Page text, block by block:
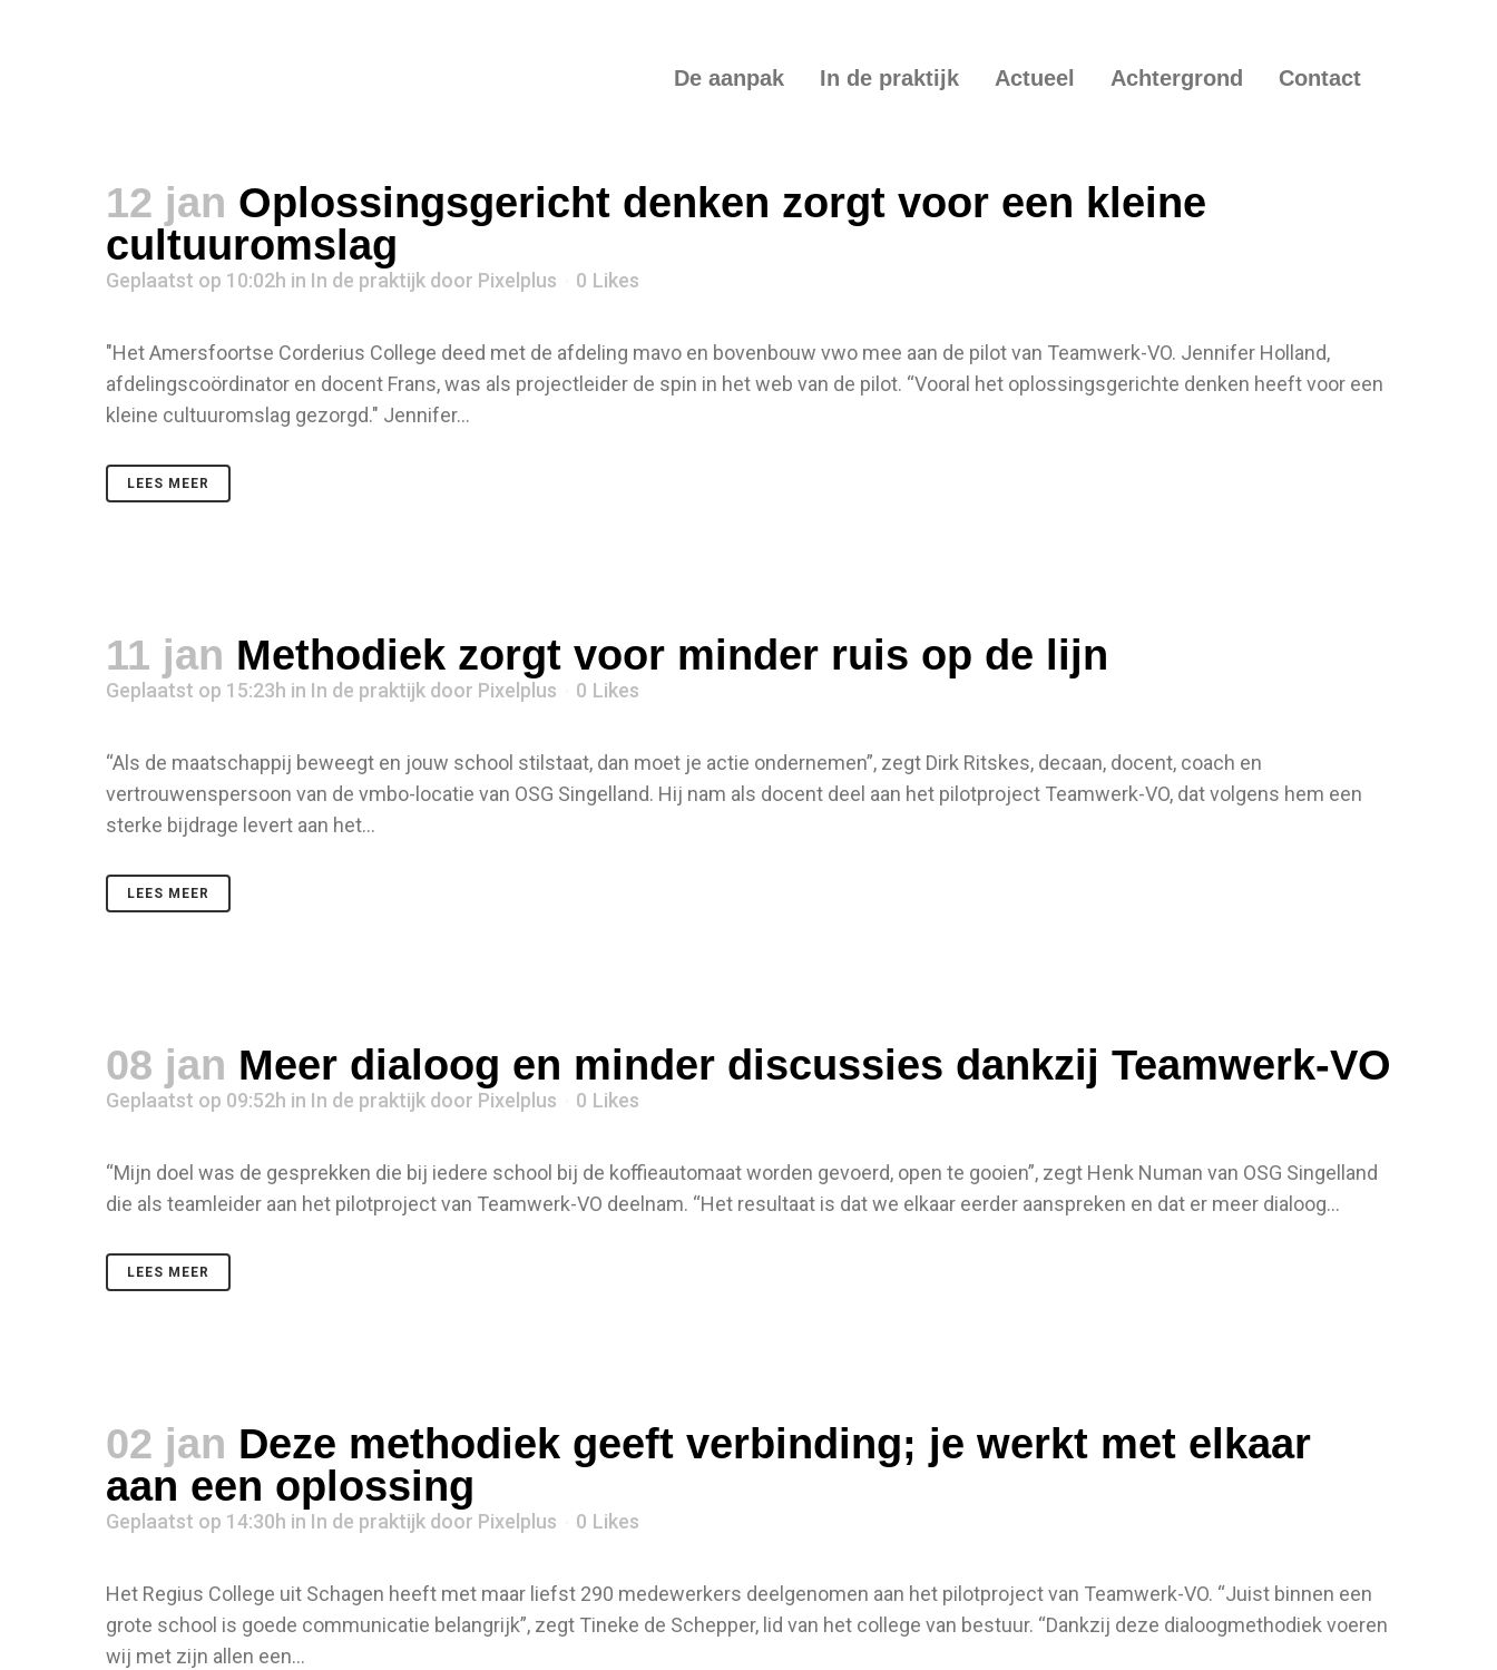
De aanpak In de praktijk Actueel Achtergrond Contact
12 jan Oplossingsgericht denken zorgt voor een kleine
cultuuromslag
Geplaatst op 10:02h in In de praktijk door Pixelplus 0 Likes
"Het Amersfoortse Corderius College deed met de afdeling mavo en bovenbouw vwo mee aan de pilot van Teamwerk-VO. Jennifer Holland,
afdelingscoördinator en docent Frans, was als projectleider de spin in het web van de pilot. “Vooral het oplossingsgerichte denken heeft voor een
kleine cultuuromslag gezorgd." Jennifer...
LEES MEER
11 jan Methodiek zorgt voor minder ruis op de lijn
Geplaatst op 15:23h in In de praktijk door Pixelplus 0 Likes
“Als de maatschappij beweegt en jouw school stilstaat, dan moet je actie ondernemen”, zegt Dirk Ritskes, decaan, docent, coach en
vertrouwenspersoon van de vmbo-locatie van OSG Singelland. Hij nam als docent deel aan het pilotproject Teamwerk-VO, dat volgens hem een
sterke bijdrage levert aan het...
LEES MEER
08 jan Meer dialoog en minder discussies dankzij Teamwerk-VO
Geplaatst op 09:52h in In de praktijk door Pixelplus 0 Likes
“Mijn doel was de gesprekken die bij iedere school bij de koffieautomaat worden gevoerd, open te gooien”, zegt Henk Numan van OSG Singelland
die als teamleider aan het pilotproject van Teamwerk-VO deelnam. “Het resultaat is dat we elkaar eerder aanspreken en dat er meer dialoog...
LEES MEER
02 jan Deze methodiek geeft verbinding; je werkt met elkaar
aan een oplossing
Geplaatst op 14:30h in In de praktijk door Pixelplus 0 Likes
Het Regius College uit Schagen heeft met maar liefst 290 medewerkers deelgenomen aan het pilotproject van Teamwerk-VO. “Juist binnen een
grote school is goede communicatie belangrijk”, zegt Tineke de Schepper, lid van het college van bestuur. “Dankzij deze dialoogmethodiek voeren
wij met zijn allen een...